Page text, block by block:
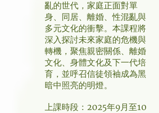
亂的世代，家庭正面對單
身、同居、離婚、性混亂與
多元文化的衝擊。本課程將
深入探討未來家庭的危機與
轉機，聚焦親密關係、離婚
文化、身體文化及下一代培
育，並呼召信徒領袖成為黑
暗中照亮的明燈。
上課時段：2025年9月至10